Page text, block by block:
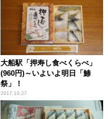
大船駅「押寿し食べくらべ」
(960円)～いよいよ明日「鯵
祭」！
2017.10.27